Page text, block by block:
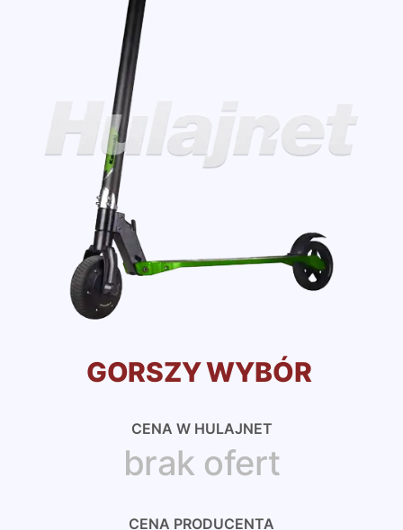
GORSZY WYBÓR
CENA W HULAJNET
brak ofert
CENA PRODUCENTA